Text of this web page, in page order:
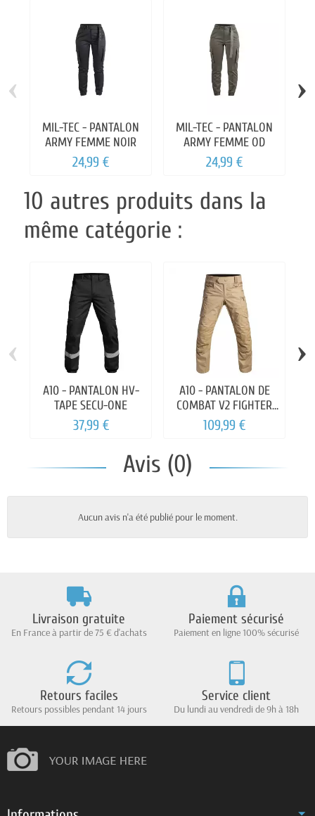
MIL-TEC - PANTALON
ARMY FEMME NOIR
24,99 €
MIL-TEC - PANTALON
ARMY FEMME OD
24,99 €
‹ ›
10 autres produits dans la
même catégorie :
A10 - PANTALON HV-
TAPE SECU-ONE
37,99 €
A10 - PANTALON DE
COMBAT V2 FIGHTER
ENTREJAMBE 83CM
109,99 €
‹ ›
Avis (0)
Aucun avis n'a été publié pour le moment.
Livraison gratuite
En France à partir de 75 € d'achats
Paiement sécurisé
Paiement en ligne 100% sécurisé
Retours faciles
Retours possibles pendant 14 jours
Service client
Du lundi au vendredi de 9h à 18h